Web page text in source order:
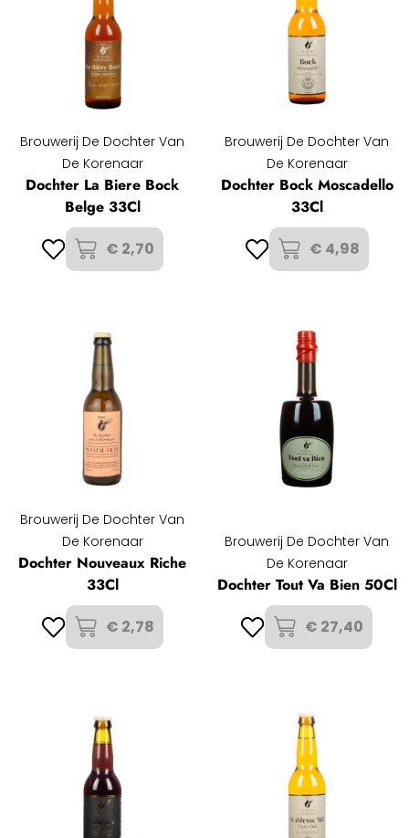
Brouwerij De Dochter Van
De Korenaar
Dochter La Biere Bock
Belge 33Cl
€ 2,70
Brouwerij De Dochter Van
De Korenaar
Dochter Bock Moscadello
33Cl
€ 4,98
Brouwerij De Dochter Van
De Korenaar
Dochter Nouveaux Riche
33Cl
€ 2,78
Brouwerij De Dochter Van
De Korenaar
Dochter Tout Va Bien 50Cl
€ 27,40